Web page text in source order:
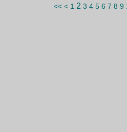
<< < 1 2 3 4 5 6 7 8 9